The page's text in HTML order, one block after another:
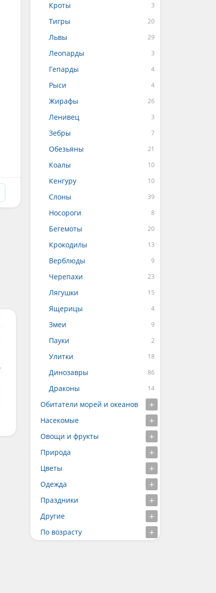
Кроты
Тигры
Львы
Леопарды
Гепарды
Рыси
Жирафы
Ленивец
Зебры
Обезьяны
Коалы
Кенгуру
Слоны
Носороги
Бегемоты
Крокодилы
Верблюды
Черепахи
Лягушки
Ящерицы
Змеи
Пауки
Улитки
Динозавры
Драконы
Обитатели морей и океанов
Насекомые
Овощи и фрукты
Природа
Цветы
Одежда
Праздники
Другие
По возрасту